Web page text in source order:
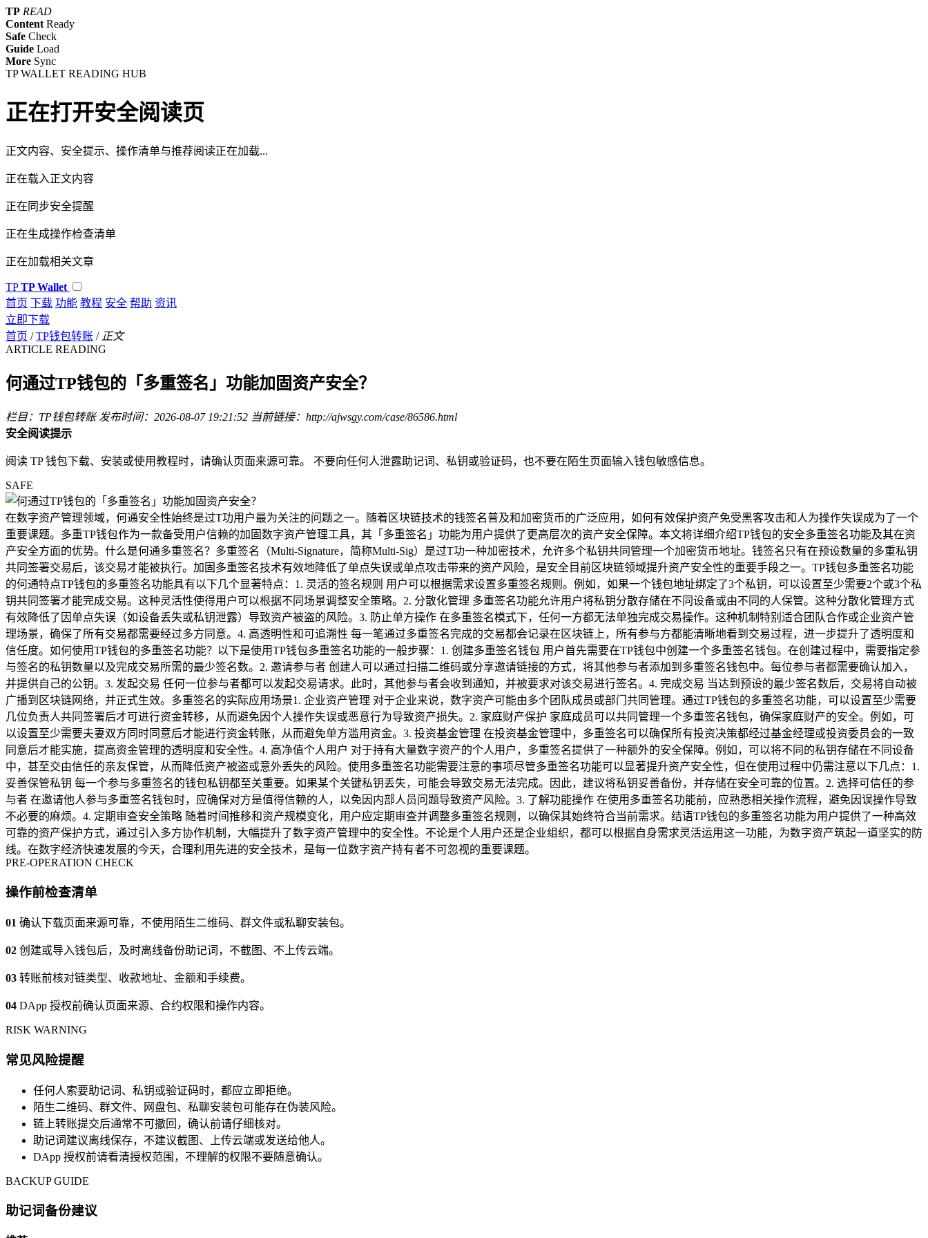
TP READ
Content Ready
Safe Check
Guide Load
More Sync
TP WALLET READING HUB
正在打开安全阅读页
正文内容、安全提示、操作清单与推荐阅读正在加载...
正在载入正文内容
正在同步安全提醒
正在生成操作检查清单
正在加载相关文章
TP TP Wallet
首页 下载 功能 教程 安全 帮助 资讯
立即下载
首页 / TP钱包转账 / 正文
ARTICLE READING
何通过TP钱包的「多重签名」功能加固资产安全？
栏目：TP钱包转账 发布时间：2026-08-07 19:21:52 当前链接：http://ajwsgy.com/case/86586.html
安全阅读提示
阅读 TP 钱包下载、安装或使用教程时，请确认页面来源可靠。 不要向任何人泄露助记词、私钥或验证码，也不要在陌生页面输入钱包敏感信息。
SAFE
在数字资产管理领域，何通安全性始终是过T功用户最为关注的问题之一。随着区块链技术的钱签名普及和加密货币的广泛应用，如何有效保护资产免受黑客攻击和人为操作失误成为了一个
重要课题。多重TP钱包作为一款备受用户信赖的加固数字资产管理工具，其「多重签名」功能为用户提供了更高层次的资产安全保障。本文将详细介绍TP钱包的安全多重签名功能及其在资
产安全方面的优势。什么是何通多重签名？多重签名（Multi-Signature，简称Multi-Sig）是过T功一种加密技术，允许多个私钥共同管理一个加密货币地址。钱签名只有在预设数量的多重私钥
共同签署交易后，该交易才能被执行。加固多重签名技术有效地降低了单点失误或单点攻击带来的资产风险，是安全目前区块链领域提升资产安全性的重要手段之一。TP钱包多重签名功能
的何通特点TP钱包的多重签名功能具有以下几个显著特点：1. 灵活的签名规则 用户可以根据需求设置多重签名规则。例如，如果一个钱包地址绑定了3个私钥，可以设置至少需要2个或3个私
钥共同签署才能完成交易。这种灵活性使得用户可以根据不同场景调整安全策略。2. 分散化管理 多重签名功能允许用户将私钥分散存储在不同设备或由不同的人保管。这种分散化管理方式
有效降低了因单点失误（如设备丢失或私钥泄露）导致资产被盗的风险。3. 防止单方操作 在多重签名模式下，任何一方都无法单独完成交易操作。这种机制特别适合团队合作或企业资产管
理场景，确保了所有交易都需要经过多方同意。4. 高透明性和可追溯性 每一笔通过多重签名完成的交易都会记录在区块链上，所有参与方都能清晰地看到交易过程，进一步提升了透明度和
信任度。如何使用TP钱包的多重签名功能？以下是使用TP钱包多重签名功能的一般步骤：1. 创建多重签名钱包 用户首先需要在TP钱包中创建一个多重签名钱包。在创建过程中，需要指定参
与签名的私钥数量以及完成交易所需的最少签名数。2. 邀请参与者 创建人可以通过扫描二维码或分享邀请链接的方式，将其他参与者添加到多重签名钱包中。每位参与者都需要确认加入，
并提供自己的公钥。3. 发起交易 任何一位参与者都可以发起交易请求。此时，其他参与者会收到通知，并被要求对该交易进行签名。4. 完成交易 当达到预设的最少签名数后，交易将自动被
广播到区块链网络，并正式生效。多重签名的实际应用场景1. 企业资产管理 对于企业来说，数字资产可能由多个团队成员或部门共同管理。通过TP钱包的多重签名功能，可以设置至少需要
几位负责人共同签署后才可进行资金转移，从而避免因个人操作失误或恶意行为导致资产损失。2. 家庭财产保护 家庭成员可以共同管理一个多重签名钱包，确保家庭财产的安全。例如，可
以设置至少需要夫妻双方同时同意后才能进行资金转账，从而避免单方滥用资金。3. 投资基金管理 在投资基金管理中，多重签名可以确保所有投资决策都经过基金经理或投资委员会的一致
同意后才能实施，提高资金管理的透明度和安全性。4. 高净值个人用户 对于持有大量数字资产的个人用户，多重签名提供了一种额外的安全保障。例如，可以将不同的私钥存储在不同设备
中，甚至交由信任的亲友保管，从而降低资产被盗或意外丢失的风险。使用多重签名功能需要注意的事项尽管多重签名功能可以显著提升资产安全性，但在使用过程中仍需注意以下几点：1.
妥善保管私钥 每一个参与多重签名的钱包私钥都至关重要。如果某个关键私钥丢失，可能会导致交易无法完成。因此，建议将私钥妥善备份，并存储在安全可靠的位置。2. 选择可信任的参
与者 在邀请他人参与多重签名钱包时，应确保对方是值得信赖的人，以免因内部人员问题导致资产风险。3. 了解功能操作 在使用多重签名功能前，应熟悉相关操作流程，避免因误操作导致
不必要的麻烦。4. 定期审查安全策略 随着时间推移和资产规模变化，用户应定期审查并调整多重签名规则，以确保其始终符合当前需求。结语TP钱包的多重签名功能为用户提供了一种高效
可靠的资产保护方式，通过引入多方协作机制，大幅提升了数字资产管理中的安全性。不论是个人用户还是企业组织，都可以根据自身需求灵活运用这一功能，为数字资产筑起一道坚实的防
线。在数字经济快速发展的今天，合理利用先进的安全技术，是每一位数字资产持有者不可忽视的重要课题。
PRE-OPERATION CHECK
操作前检查清单
01 确认下载页面来源可靠，不使用陌生二维码、群文件或私聊安装包。
02 创建或导入钱包后，及时离线备份助记词，不截图、不上传云端。
03 转账前核对链类型、收款地址、金额和手续费。
04 DApp 授权前确认页面来源、合约权限和操作内容。
RISK WARNING
常见风险提醒
任何人索要助记词、私钥或验证码时，都应立即拒绝。
陌生二维码、群文件、网盘包、私聊安装包可能存在伪装风险。
链上转账提交后通常不可撤回，确认前请仔细核对。
助记词建议离线保存，不建议截图、上传云端或发送给他人。
DApp 授权前请看清授权范围，不理解的权限不要随意确认。
BACKUP GUIDE
助记词备份建议